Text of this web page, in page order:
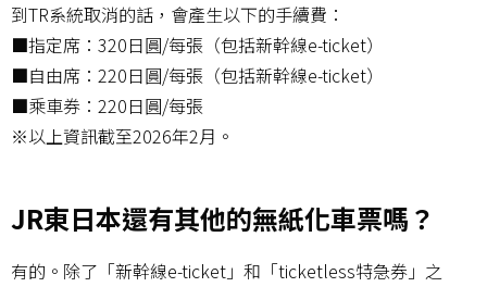
到TR系統取消的話，會產生以下的手續費：
■指定席：320日圓/每張（包括新幹線e-ticket）
■自由席：220日圓/每張（包括新幹線e-ticket）
■乘車券：220日圓/每張
※以上資訊截至2026年2月。
JR東日本還有其他的無紙化車票嗎？
有的。除了「新幹線e-ticket」和「ticketless特急券」之